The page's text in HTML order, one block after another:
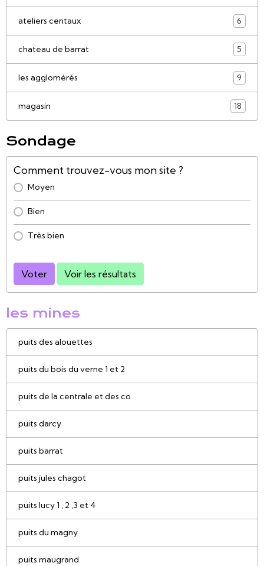
ateliers centaux 6
chateau de barrat 5
les agglomérés 9
magasin 18
Sondage
Comment trouvez-vous mon site ?
Moyen
Bien
Très bien
Voter Voir les résultats
les mines
puits des alouettes
puits du bois du verne 1 et 2
puits de la centrale et des co
puits darcy
puits barrat
puits jules chagot
puits lucy 1 , 2 ,3 et 4
puits du magny
puits maugrand